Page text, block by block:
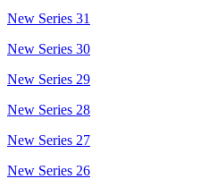
New Series 31
New Series 30
New Series 29
New Series 28
New Series 27
New Series 26